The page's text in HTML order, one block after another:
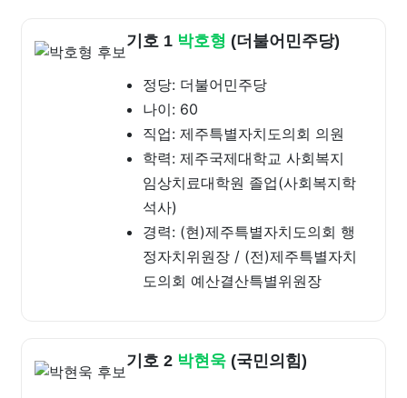
기호 1 박호형 (더불어민주당)
정당: 더불어민주당
나이: 60
직업: 제주특별자치도의회 의원
학력: 제주국제대학교 사회복지
임상치료대학원 졸업(사회복지학
석사)
경력: (현)제주특별자치도의회 행
정자치위원장 / (전)제주특별자치
도의회 예산결산특별위원장
기호 2 박현욱 (국민의힘)